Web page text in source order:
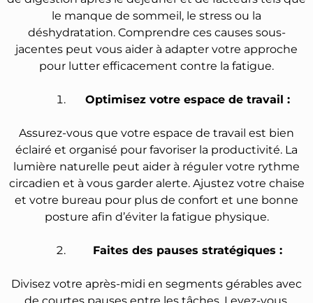
le manque de sommeil, le stress ou la
déshydratation. Comprendre ces causes sous-
jacentes peut vous aider à adapter votre approche
pour lutter efficacement contre la fatigue.
Optimisez votre espace de travail :
Assurez-vous que votre espace de travail est bien
éclairé et organisé pour favoriser la productivité. La
lumière naturelle peut aider à réguler votre rythme
circadien et à vous garder alerte. Ajustez votre chaise
et votre bureau pour plus de confort et une bonne
posture afin d’éviter la fatigue physique.
Faites des pauses stratégiques :
Divisez votre après-midi en segments gérables avec